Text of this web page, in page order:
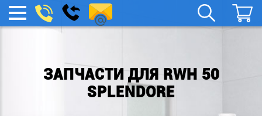
МЕНЮ
boylera@yandex.ru
Заказать
звонок
ЗАПЧАСТИ ДЛЯ RWH 50
SPLENDORE